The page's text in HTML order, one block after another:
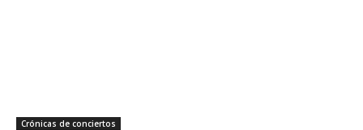
Crónicas de conciertos